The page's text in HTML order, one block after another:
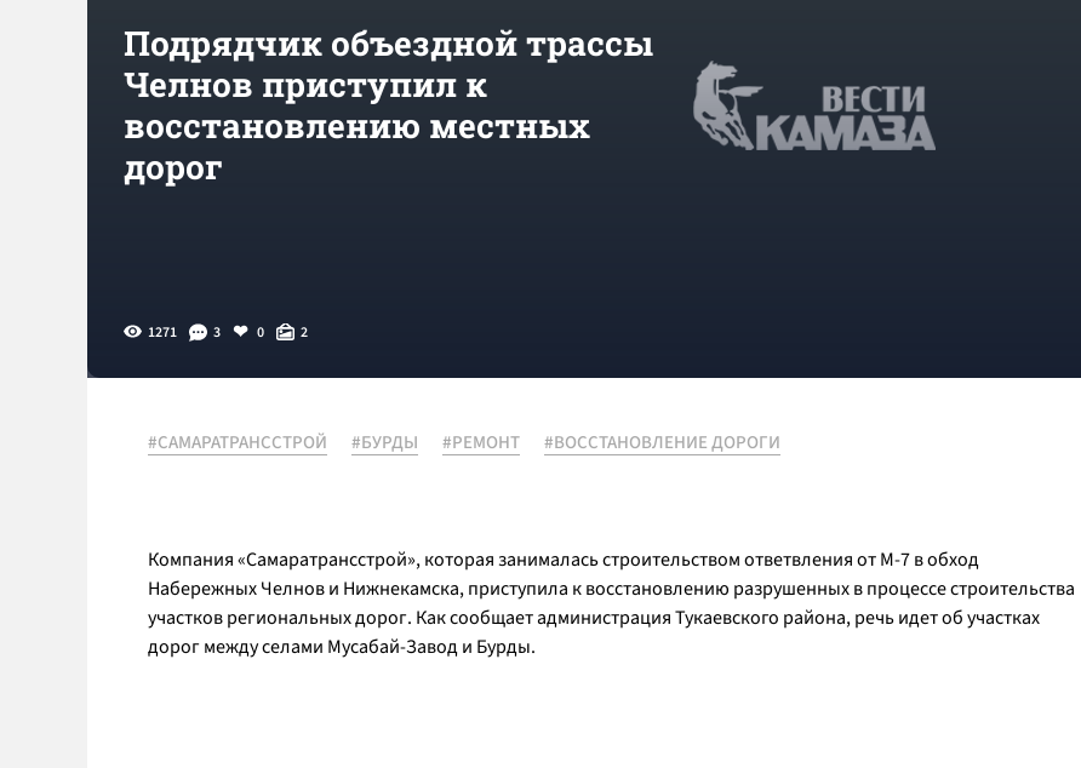
Подрядчик объездной трассы
Челнов приступил к
восстановлению местных
дорог
1271 3 0 2
#САМАРАТРАНССТРОЙ #БУРДЫ #РЕМОНТ #ВОССТАНОВЛЕНИЕ ДОРОГИ
Компания «Самаратрансстрой», которая занималась строительством ответвления от М-7 в обход
Набережных Челнов и Нижнекамска, приступила к восстановлению разрушенных в процессе строительства
участков региональных дорог. Как сообщает администрация Тукаевского района, речь идет об участках
дорог между селами Мусабай-Завод и Бурды.